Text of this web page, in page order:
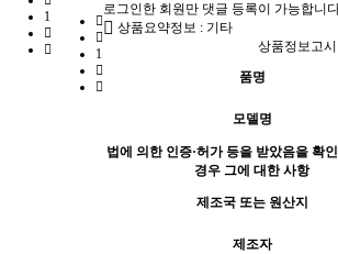
1
1
로그인한 회원만 댓글 등록이 가능합니
상품요약정보 : 기타
상품정보고시
품명
모델명
법에 의한 인증·허가 등을 받았음을 확
경우 그에 대한 사항
제조국 또는 원산지
제조자